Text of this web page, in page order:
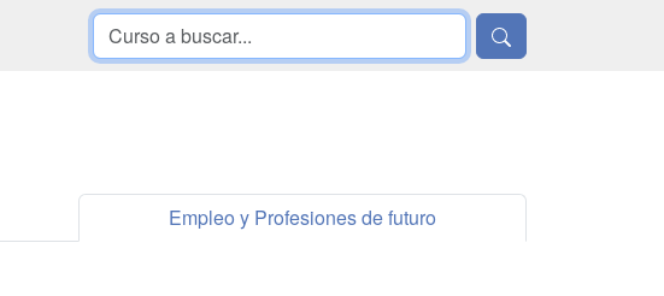
Empleo y Profesiones de futuro